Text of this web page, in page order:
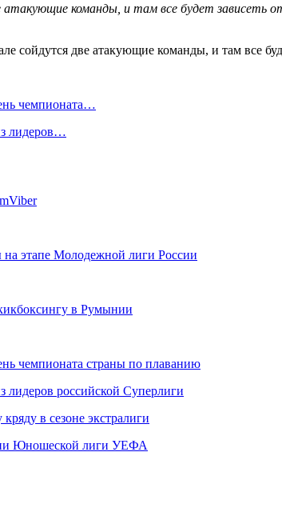
атакующие команды, и там все будет зависеть
чемпионата…
лидеров…
Viber
на этапе Молодежной лиги России
в Румынии
чемпионата страны по плаванию
российской Суперлиги
в сезоне экстралиги
Юношеской лиги УЕФА